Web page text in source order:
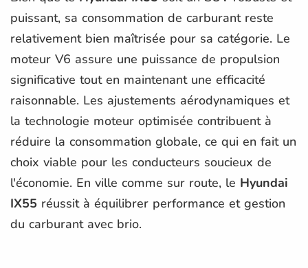
puissant, sa consommation de carburant reste
relativement bien maîtrisée pour sa catégorie. Le
moteur V6 assure une puissance de propulsion
significative tout en maintenant une efficacité
raisonnable. Les ajustements aérodynamiques et
la technologie moteur optimisée contribuent à
réduire la consommation globale, ce qui en fait un
choix viable pour les conducteurs soucieux de
l'économie. En ville comme sur route, le Hyundai
IX55 réussit à équilibrer performance et gestion
du carburant avec brio.